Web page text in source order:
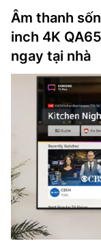
Âm thanh
inch 4K
ngay tại nhà